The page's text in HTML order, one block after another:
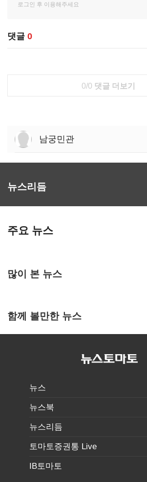
댓글 0
0/0 댓글 더보기
남궁민관
뉴스리듬
주요 뉴스
많이 본 뉴스
함께 볼만한 뉴스
뉴스
뉴스북
뉴스리듬
토마토증권통 Live
IB토마토